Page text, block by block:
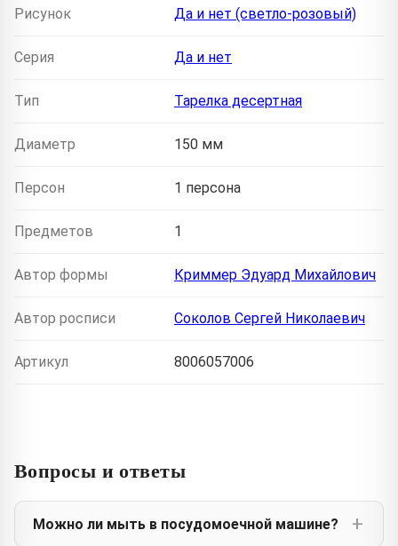
Рисунок Да и нет (светло-розовый)
Серия Да и нет
Тип Тарелка десертная
Диаметр 150 мм
Персон 1 персона
Предметов 1
Автор формы Криммер Эдуард Михайлович
Автор росписи Соколов Сергей Николаевич
Артикул 8006057006
Вопросы и ответы
Можно ли мыть в посудомоечной машине?